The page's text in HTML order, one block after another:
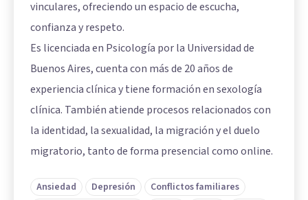
vinculares, ofreciendo un espacio de escucha,
confianza y respeto.
Es licenciada en Psicología por la Universidad de
Buenos Aires, cuenta con más de 20 años de
experiencia clínica y tiene formación en sexología
clínica. También atiende procesos relacionados con
la identidad, la sexualidad, la migración y el duelo
migratorio, tanto de forma presencial como online.
Ansiedad Depresión
Conflictos familiares